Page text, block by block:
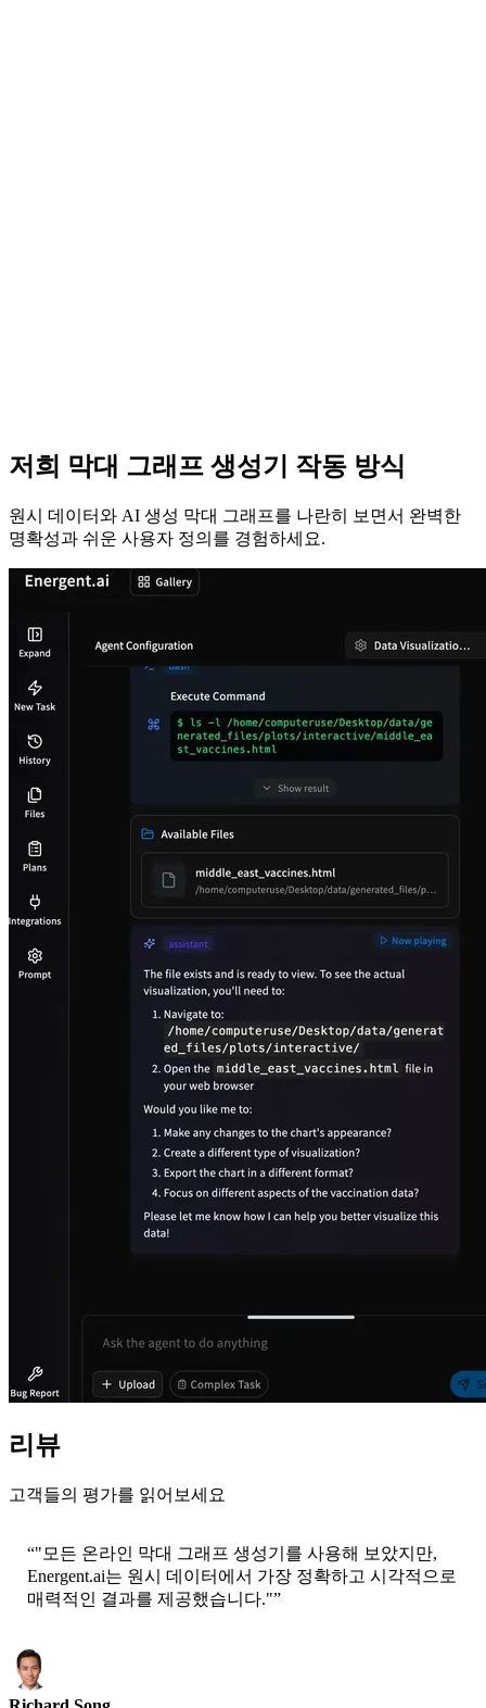
저희 막대 그래프 생성기 작동 방식
원시 데이터와 AI 생성 막대 그래프를 나란히 보면서 완벽한
명확성과 쉬운 사용자 정의를 경험하세요.
리뷰
고객들의 평가를 읽어보세요
“"모든 온라인 막대 그래프 생성기를 사용해 보았지만,
Energent.ai는 원시 데이터에서 가장 정확하고 시각적으로
매력적인 결과를 제공했습니다."”